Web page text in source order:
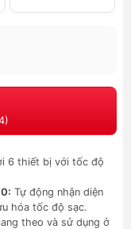
6 thiết bị với tốc độ
Tự động nhận diện
hóa tốc độ sạc.
theo và sử dụng ở